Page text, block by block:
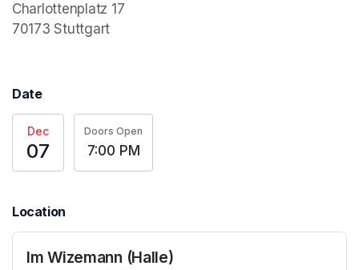
Charlottenplatz 17
70173 Stuttgart
Date
Dec
07
Doors Open
7:00 PM
Location
Im Wizemann (Halle)